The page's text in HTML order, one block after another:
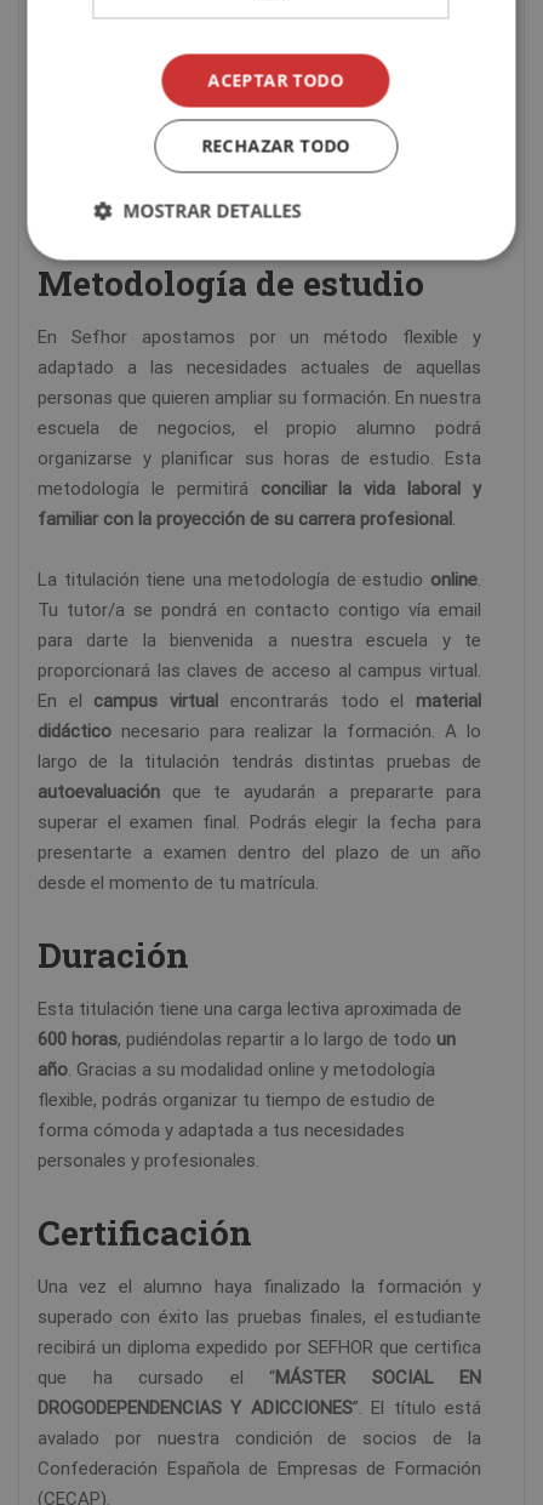
Centros de atención
a las drogodependencias.
Recursos sociosanitarios
y comunitarios.
Programas deprevención y sensibilización
Centros de reinserciónsocial y laboral.
Proyectos deintervención social en adicciones
Metodología de estudio
En Sefhor apostamos por un método flexible y
adaptado a las necesidades actuales de aquellas
personas que quieren ampliar su formación. En nuestra
escuela de negocios, el propio alumno podrá
organizarse y planificar sus horas de estudio. Esta
metodología le permitirá conciliar la vida laboral y
familiar con la proyección de su carrera profesional.
La titulación tiene una metodología de estudio online.
Tu tutor/a se pondrá en contacto contigo vía email
para darte la bienvenida a nuestra escuela y te
proporcionará las claves de acceso al campus virtual.
En el campus virtual encontrarás todo el material
didáctico necesario para realizar la formación. A lo
largo de la titulación tendrás distintas pruebas de
autoevaluación que te ayudarán a prepararte para
superar el examen final. Podrás elegir la fecha para
presentarte a examen dentro del plazo de un año
desde el momento de tu matrícula.
Duración
Esta titulación tiene una carga lectiva aproximada de
600 horas, pudiéndolas repartir a lo largo de todo un
año. Gracias a su modalidad online y metodología
flexible, podrás organizar tu tiempo de estudio de
forma cómoda y adaptada a tus necesidades
personales y profesionales.
Certificación
Una vez el alumno haya finalizado la formación y
superado con éxito las pruebas finales, el estudiante
recibirá un diploma expedido por SEFHOR que certifica
que ha cursado el “MÁSTER SOCIAL EN
DROGODEPENDENCIAS Y ADICCIONES”. El título está
avalado por nuestra condición de socios de la
Confederación Española de Empresas de Formación
(CECAP).
ACEPTAR TODO
RECHAZAR TODO
MOSTRAR DETALLES